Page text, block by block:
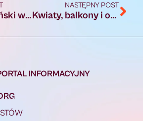
Kacper Ruciński wystąpi w Augustowie z programem „Szósty raz ci mówię”
NASTĘPNY POST
Kwiaty, balkony i ogrody dla pszczół. Miasto ogłosiło konkurs dla mieszkańców
INFORMACYJNY